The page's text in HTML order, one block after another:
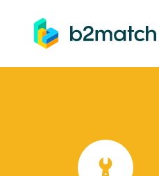
springen